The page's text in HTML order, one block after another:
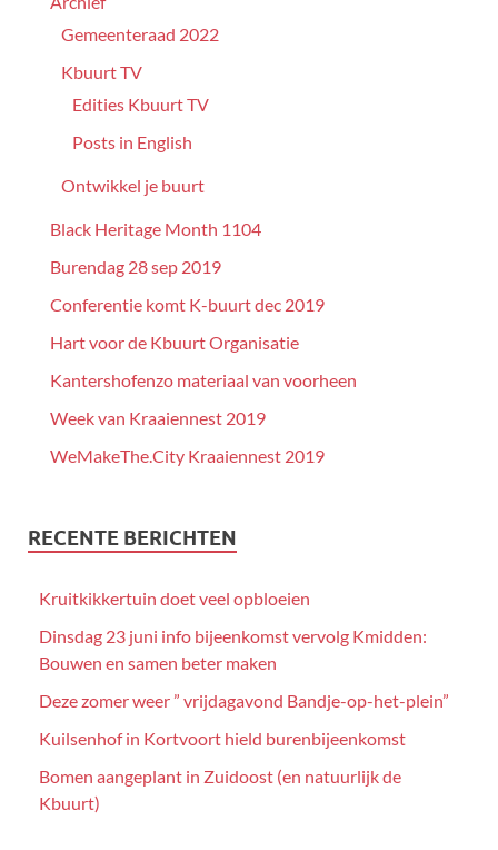
Gemeenteraad 2022
Kbuurt TV
Edities Kbuurt TV
Posts in English
Ontwikkel je buurt
Black Heritage Month 1104
Burendag 28 sep 2019
Conferentie komt K-buurt dec 2019
Hart voor de Kbuurt Organisatie
Kantershofenzo materiaal van voorheen
Week van Kraaiennest 2019
WeMakeThe.City Kraaiennest 2019
RECENTE BERICHTEN
Kruitkikkertuin doet veel opbloeien
Dinsdag 23 juni info bijeenkomst vervolg Kmidden:
Bouwen en samen beter maken
Deze zomer weer ” vrijdagavond Bandje-op-het-plein”
Kuilsenhof in Kortvoort hield burenbijeenkomst
Bomen aangeplant in Zuidoost (en natuurlijk de
Kbuurt)